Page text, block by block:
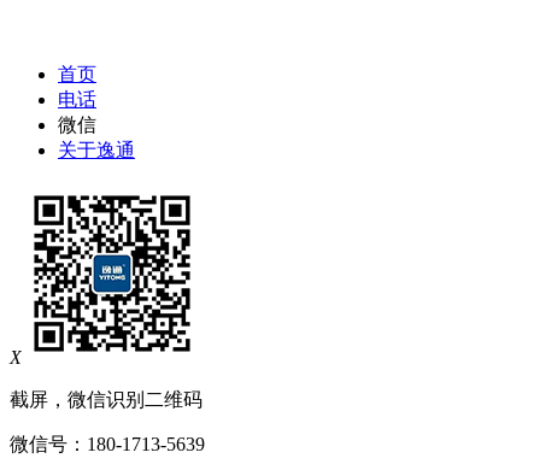
首页
电话
微信
关于逸通
X
截屏，微信识别二维码
微信号： 180-1713-5639